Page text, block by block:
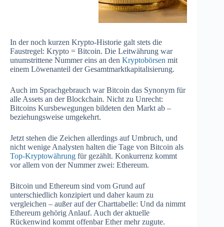
In der noch kurzen Krypto-Historie galt stets die
Faustregel: Krypto = Bitcoin. Die Leitwährung war
unumstrittene Nummer eins an den Kryptobörsen mit
einem Löwenanteil der Gesamtmarktkapitalisierung.
Auch im Sprachgebrauch war Bitcoin das Synonym für
alle Assets an der Blockchain. Nicht zu Unrecht:
Bitcoins Kursbewegungen bildeten den Markt ab –
beziehungsweise umgekehrt.
Jetzt stehen die Zeichen allerdings auf Umbruch, und
nicht wenige Analysten halten die Tage von Bitcoin als
Top-Kryptowährung für gezählt. Konkurrenz kommt
vor allem von der Nummer zwei: Ethereum.
Bitcoin und Ethereum sind vom Grund auf
unterschiedlich konzipiert und daher kaum zu
vergleichen – außer auf der Charttabelle: Und da nimmt
Ethereum gehörig Anlauf. Auch der aktuelle
Rückenwind kommt offenbar Ether mehr zugute.